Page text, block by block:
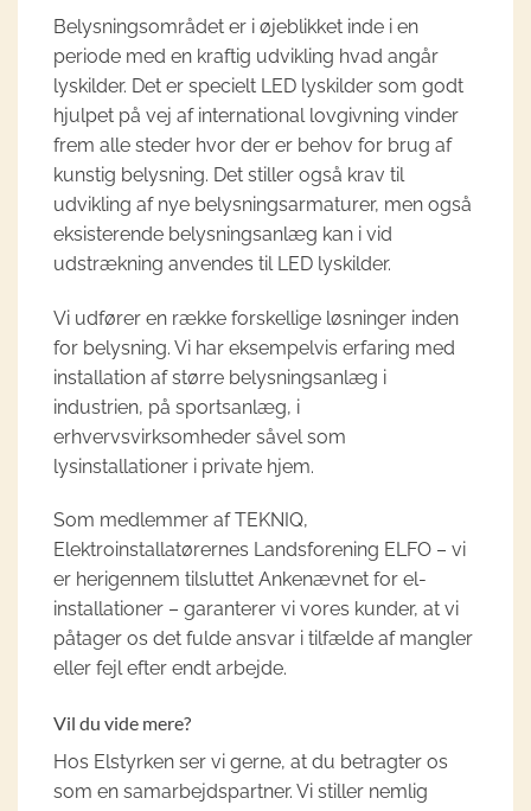
Belysningsområdet er i øjeblikket inde i en
periode med en kraftig udvikling hvad angår
lyskilder. Det er specielt LED lyskilder som godt
hjulpet på vej af international lovgivning vinder
frem alle steder hvor der er behov for brug af
kunstig belysning. Det stiller også krav til
udvikling af nye belysningsarmaturer, men også
eksisterende belysningsanlæg kan i vid
udstrækning anvendes til LED lyskilder.
Vi udfører en række forskellige løsninger inden
for belysning. Vi har eksempelvis erfaring med
installation af større belysningsanlæg i
industrien, på sportsanlæg, i
erhvervsvirksomheder såvel som
lysinstallationer i private hjem.
Som medlemmer af TEKNIQ,
Elektroinstallatørernes Landsforening ELFO – vi
er herigennem tilsluttet Ankenævnet for el-
installationer – garanterer vi vores kunder, at vi
påtager os det fulde ansvar i tilfælde af mangler
eller fejl efter endt arbejde.
Vil du vide mere?
Hos Elstyrken ser vi gerne, at du betragter os
som en samarbejdspartner. Vi stiller nemlig